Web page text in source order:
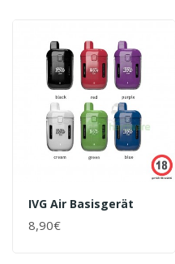
IVG Air Basisgerät
8,90€